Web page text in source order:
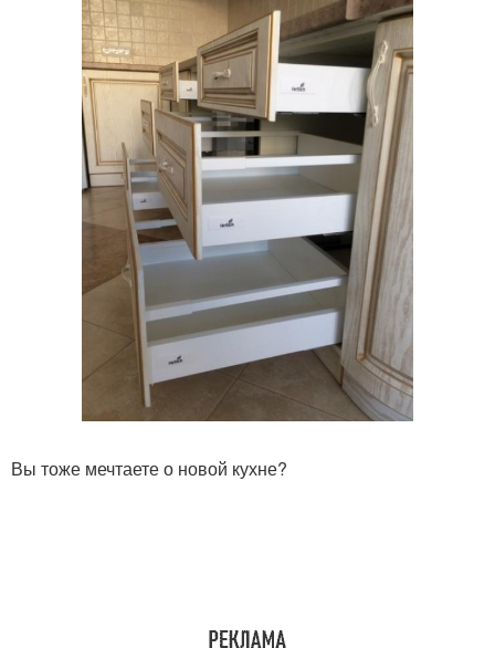
Вы тоже мечтаете о новой кухне?